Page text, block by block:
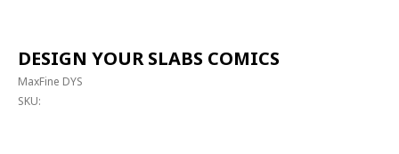
DESIGN YOUR SLABS COMICS
MaxFine DYS
SKU: